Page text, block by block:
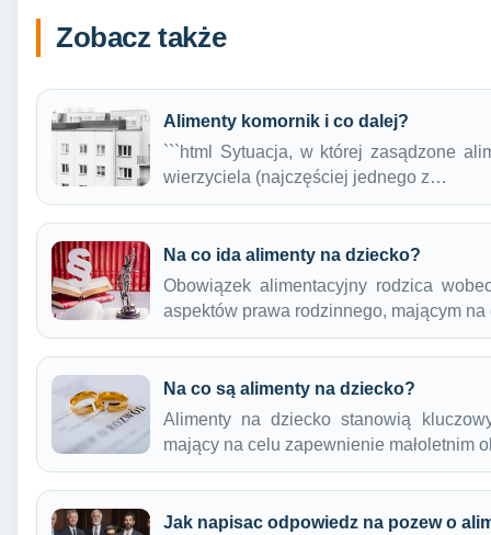
Zobacz także
Alimenty komornik i co dalej?
```html Sytuacja, w której zasądzone
wierzyciela (najczęściej jednego z…
Na co ida alimenty na dziecko?
Obowiązek alimentacyjny rodzica
aspektów prawa rodzinnego, mającym
Na co są alimenty na dziecko?
Alimenty na dziecko stanowią
mający na celu zapewnienie małoletnim
Jak napisac odpowiedz na pozew o